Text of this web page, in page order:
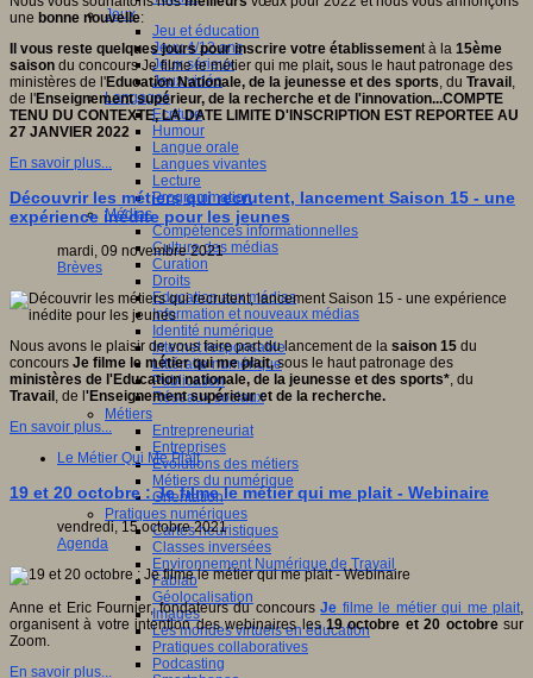
Jeux
Jeu et éducation
Jeux 4/12 ans
Jeux sérieux
Jeux vidéo
Langages
Ecriture
Humour
Langue orale
Langues vivantes
Lecture
Programmation
Médias
Compétences informationnelles
Culture des médias
Curation
Droits
Education aux médias
Information et nouveaux médias
Identité numérique
Internet responsable
Littératie numérique
Publication
Réseaux sociaux
Métiers
Entrepreneuriat
Entreprises
Evolutions des métiers
Métiers du numérique
Orientation
Pratiques numériques
Cartes heuristiques
Classes inversées
Environnement Numérique de Travail
Fablab
Géolocalisation
Images
Les mondes virtuels en éducation
Pratiques collaboratives
Podcasting
une bonne nouvelle:
Il vous reste quelques jours pour inscrire votre établissement à la 15ème
saison du concours Je filme le métier qui me plait, sous le haut patronage des
ministères de l'Education Nationale, de la jeunesse et des sports, du Travail ,
de l'Enseignement supérieur, de la recherche et de l'innovation...COMPTE
TENU DU CONTEXTE, LA DATE LIMITE D'INSCRIPTION EST REPORTEE AU
27 JANVIER 2022
En savoir plus...
Découvrir les métiers qui recrutent, lancement Saison 15 - une
expérience inédite pour les jeunes
mardi, 09 novembre 2021
Brèves
Nous avons le plaisir de vous faire part du lancement de la saison 15 du
concours Je filme le métier qui me plait,sous le haut patronage des
ministères de l'Education nationale, de la jeunesse et des sports*, du
Travail , de l 'Enseignement supérieur et de la recherche.
En savoir plus...
Le Métier Qui Me Plait
19 et 20 octobre : Je filme le métier qui me plait - Webinaire
vendredi, 15 octobre 2021
Agenda
Anne et Eric Fournier, fondateurs du concoursJe filme le métier qui me plait,
organisent à votre intention des webinaires les19 octobre et 20 octobresur
Zoom.
En savoir plus...